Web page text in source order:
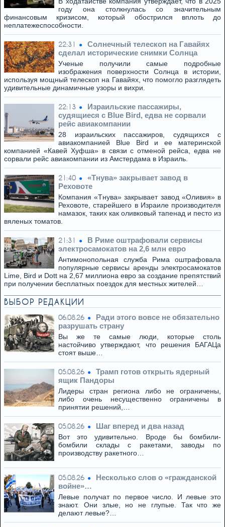
году она столкнулась со значительным
финансовым кризисом, который обострился вплоть до
неплатежеспособности.
22:31
Солнечный телескоп на Гавайях
сделал исторические снимки Солнца
Ученые получили самые подробные
изображения поверхности Солнца в истории,
используя мощный телескоп на Гавайях, что помогло разглядеть
удивительные динамичные узоры и вихри.
22:13
Израильские пассажиры,
судящиеся с Blue Bird, едва не сорвали
рейс авиакомпании
28 израильских пассажиров, судящихся с
авиакомпанией Blue Bird и ее материнской
компанией «Кавей Хуфша» в связи с отменой рейса, едва не
сорвали рейс авиакомпании из Амстердама в Израиль.
21:40
«Тнува» закрывает завод в
Реховоте
Компания «Тнува» закрывает завод «Оливия» в
Реховоте, старейшего в Израиле производителя
намазок, таких как оливковый тапенад и песто из
вяленых томатов.
21:31
В Риме оштрафовали сервисы
электросамокатов на 2,6 млн евро
Антимонопольная служба Рима оштрафовала
популярные сервисы аренды электросамокатов
Lime, Bird и Dott на 2,67 миллиона евро за создание препятствий
при получении бесплатных поездок для местных жителей…
ВЫБОР РЕДАКЦИИ
06.08.26
Ради этого вовсе не обязательно
разрушать страну
Вы же те самые люди, которые столь
настойчиво утверждают, что решения БАГАЦа
стоят выше…
05.08.26
Трамп готов открыть ядерный
ящик Пандоры
Лидеры стран региона либо не ограничены,
либо очень несущественно ограничены в
принятии решений,…
05.08.26 Шаг вперед и два назад
Вот это удивительно. Вроде бы бомбили-
бомбили склады с ракетами, заводы по
производству ракетного…
05.08.26
Несколько слов о «гражданской
войне»…
Левые получат по первое число. И левые это
знают. Они злые, но не глупые. Так что же
делают левые?…